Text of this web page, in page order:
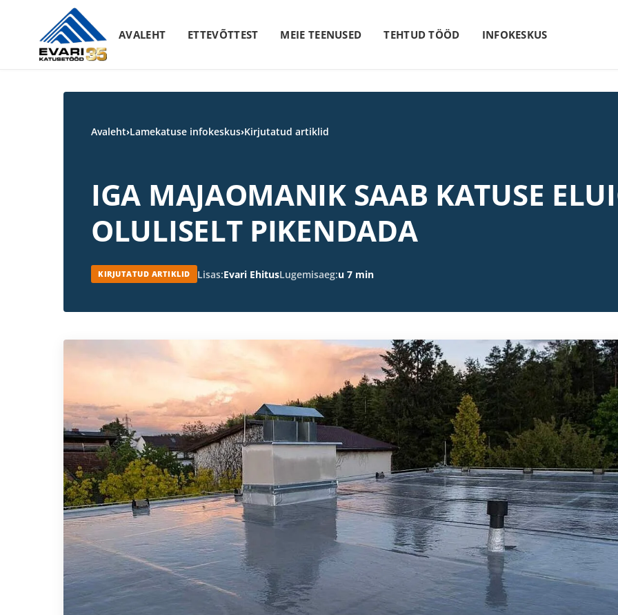
Skip to content
AVALEHT ETTEVÕTTEST MEIE TEENUSED TEHTUD TÖÖD INFOKESKUS
Avaleht›Lamekatuse infokeskus›Kirjutatud artiklid
IGA MAJAOMANIK SAAB KATUSE
OLULISELT PIKENDADA
KIRJUTATUD ARTIKLID Lisas:Evari EhitusLugemisaeg:u 7 min